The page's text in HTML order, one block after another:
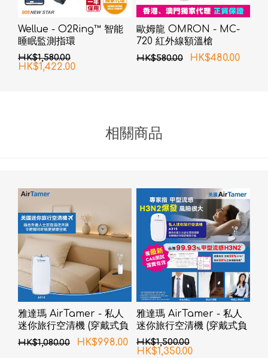
Wellue - O2Ring™ 智能
睡眠監測指環
HK$1,580.00
HK$1,422.00
歐姆龍 OMRON - MC-
720 紅外線額溫槍
HK$580.00 HK$480.00
相關商品
雅達瑪 AirTamer - 私人
迷你旅行空清機 (穿戴式負
離子空氣淨化器) A310 - 白
HK$1,080.00 HK$998.00
雅達瑪 AirTamer - 私人
迷你旅行空清機 (穿戴式負
離子空氣淨化器) A315 - 白
色
HK$1,500.00
HK$1,350.00